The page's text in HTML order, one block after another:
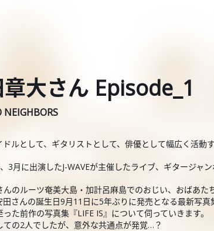
大さん Episode_1
NEIGHBORS
ルとして、ギタリストとして、俳優として幅広く活動
3月に出演したJ-WAVEが主催したライブ、ギタージャン
んのルーツ奄美大島・加計呂麻島でのおじい、おばあた
田さんの誕生日9月11日に5年ぶりに発売となる最新写
た前作の写真集『LIFE IS』について伺っていきます。
ての2人でしたが、意外な共通点が発覚…？